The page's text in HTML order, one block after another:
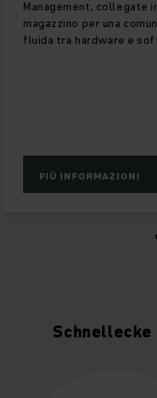
Technique de
de palettes
La perfetta
PIÙ